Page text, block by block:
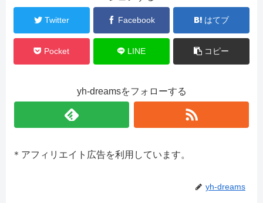
Twitter Facebook はてブ
Pocket LINE コピー
yh-dreamsをフォローする
＊アフィリエイト広告を利用しています。
yh-dreams